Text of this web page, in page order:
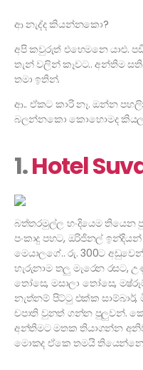
ආ නැද්ද කියන්නකො?
අපි කවුරුත් එහෙමනෙ යාළු.
තැන් වලින් කෑවට.. අන්තිම
තමා ඉතින්.
ආ.. ඒකට කාරි නෑ. ඔන්න
බලන්නකො කොහොමද කියල,
1.Hotel
බත්තරමුල්ල හංදියෙම තියෙන
පංකාදු පහට, ඔරිජිනල්
මෙයාලගේ.. රු. 300ට
හැරුනාම තලු මැරෙන රසට,
තෝසෙ, මසාලා තෝසෙ,
නැත්නම් පිට්ටු එක්ක
චපාති වුනත් ගන්න පුලුවන්.
අන්තිමට මතක තියාගන්න
මොකද ඒකෙ තමයි තියෙන්නෙ